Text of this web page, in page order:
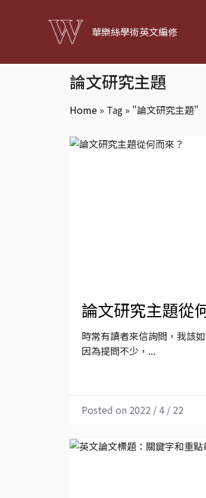
華樂絲學術英文編修
論文研究主題
Home » Tag » "論文研究主題"
論文研究主題從
時常有讀者來信詢問，我該
因為提問不少，...
Posted on 2022 / 4 / 22